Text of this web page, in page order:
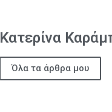
Κατερίνα
Όλα τα άρθρα μου